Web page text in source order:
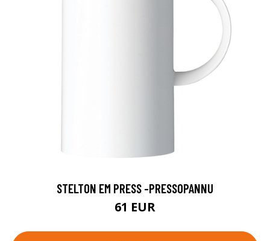
STELTON EM PRESS -PRESSOPANNU
61 EUR